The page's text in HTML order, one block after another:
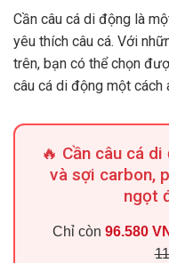
Cần câu cá di động là
yêu thích câu cá. Với
trên, bạn có thể chọn
câu cá di động một cách
🔥 Cần câu cá
và sợi carbon,
ngọt
Chỉ còn 96.580